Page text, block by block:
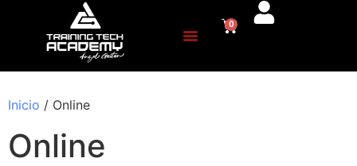
0
Inicio / Online
Online